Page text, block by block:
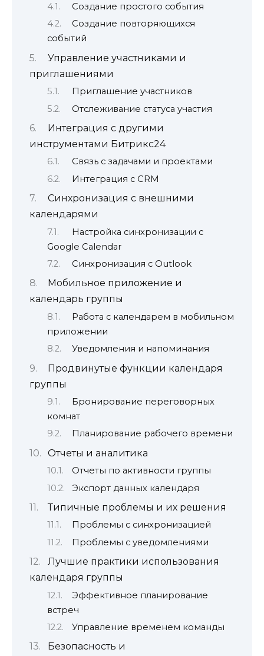
Создание простого события
Создание повторяющихся
событий
Управление участниками и
приглашениями
Приглашение участников
Отслеживание статуса участия
Интеграция с другими
инструментами Битрикс24
Связь с задачами и проектами
Интеграция с CRM
Синхронизация с внешними
календарями
Настройка синхронизации с
Google Calendar
Синхронизация с Outlook
Мобильное приложение и
календарь группы
Работа с календарем в мобильном
приложении
Уведомления и напоминания
Продвинутые функции календаря
группы
Бронирование переговорных
комнат
Планирование рабочего времени
Отчеты и аналитика
Отчеты по активности группы
Экспорт данных календаря
Типичные проблемы и их решения
Проблемы с синхронизацией
Проблемы с уведомлениями
Лучшие практики использования
календаря группы
Эффективное планирование
встреч
Управление временем команды
Безопасность и